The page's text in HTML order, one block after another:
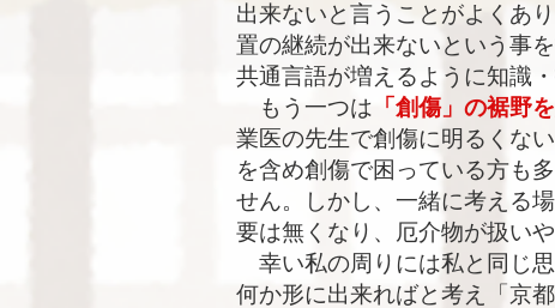
出来ないと言うことがよくあ
置の継続が出来ないという事
共通言語が増えるように知識
もう一つは 「創傷」の裾野
業医の先生で創傷に明るくな
を含め創傷で困っている方も
せん。しかし、一緒に考える
要は無くなり、厄介物が扱い
幸い私の周りには私と同じ
何か形に出来ればと考え「京